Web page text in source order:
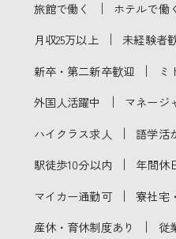
旅館で働く ｜ ホテルで働
月収25万以上 ｜ 未経験者
新卒・第二新卒歓迎 ｜ ミ
外国人活躍中 ｜ マネージ
ハイクラス求人 ｜ 語学活
駅徒歩10分以内 ｜ 年間休
マイカー通勤可 ｜ 寮社宅
産休・育休制度あり ｜ 従